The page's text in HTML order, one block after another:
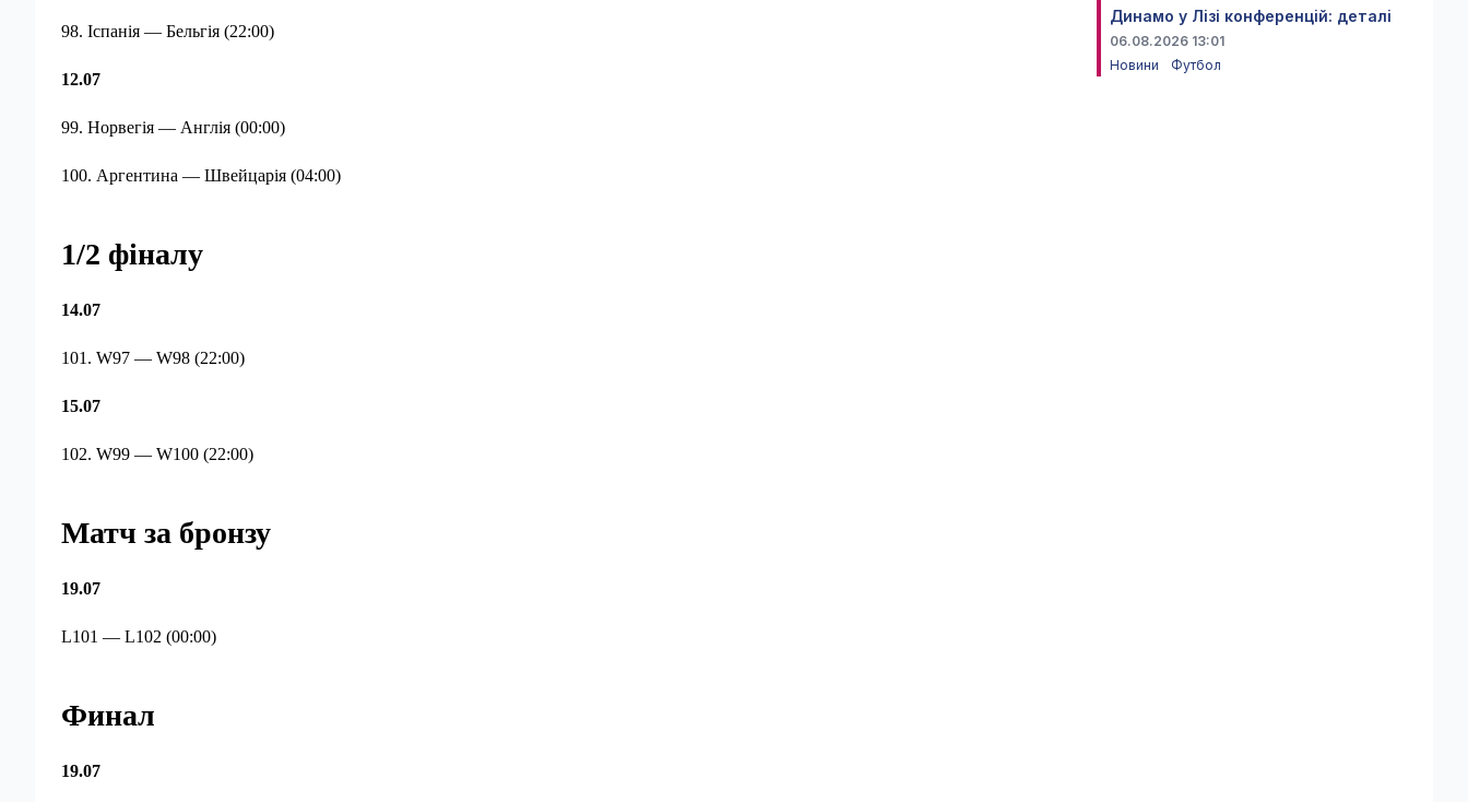
98. Іспанія — Бельгія (22:00)
12.07
99. Норвегія — Англія (00:00)
100. Аргентина — Швейцарія (04:00)
1/2 фіналу
14.07
101. W97 — W98 (22:00)
15.07
102. W99 — W100 (22:00)
Матч за бронзу
19.07
L101 — L102 (00:00)
Финал
19.07
Динамо у Лізі конференцій: деталі
06.08.2026 13:01
Новини
Футбол